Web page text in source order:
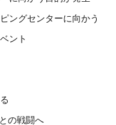
ングセンターに向かう
ント
の戦闘へ